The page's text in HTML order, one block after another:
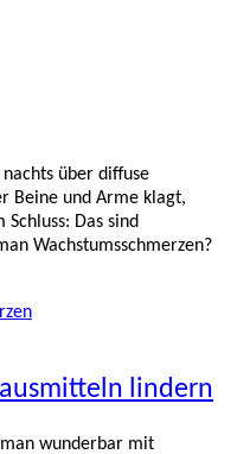
über diffuse
Beine und Arme klagt,
Das sind
Wachstumsschmerzen?
lindern
wunderbar mit